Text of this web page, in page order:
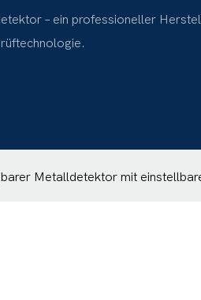
– ein professioneller
Metalldetektor mit